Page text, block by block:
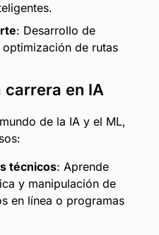
: Desarrollo de
de rutas
carrera en IA
de la IA y el ML,
técnicos: Aprende
y manipulación de
en línea o programas